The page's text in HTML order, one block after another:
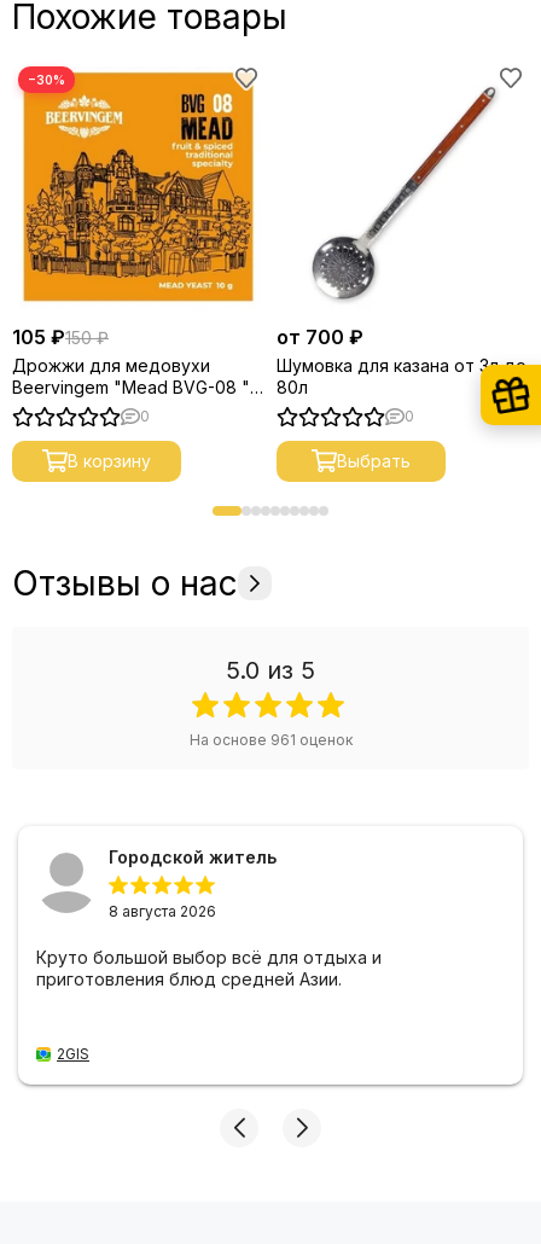
Похожие товары
−30%
105 ₽150 ₽
Дрожжи для медовухи
Beervingem "Mead BVG-08 ",
10 г
0
В корзину
от 700 ₽
Шумовка для казана от 3л до
80л
0
Выбрать
Отзывы о нас
5.0 из 5
На основе 961 оценок
Городской житель
8 августа 2026
Круто большой выбор всё для отдыха и
приготовления блюд средней Азии.
2GIS